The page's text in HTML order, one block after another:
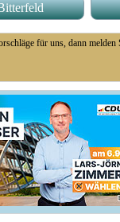
für uns, dann
der Elbe den Betrieb